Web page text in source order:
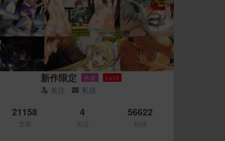
新作限定 作者 Lv10
关注 私信
21158
文章
4
关注
56622
粉丝